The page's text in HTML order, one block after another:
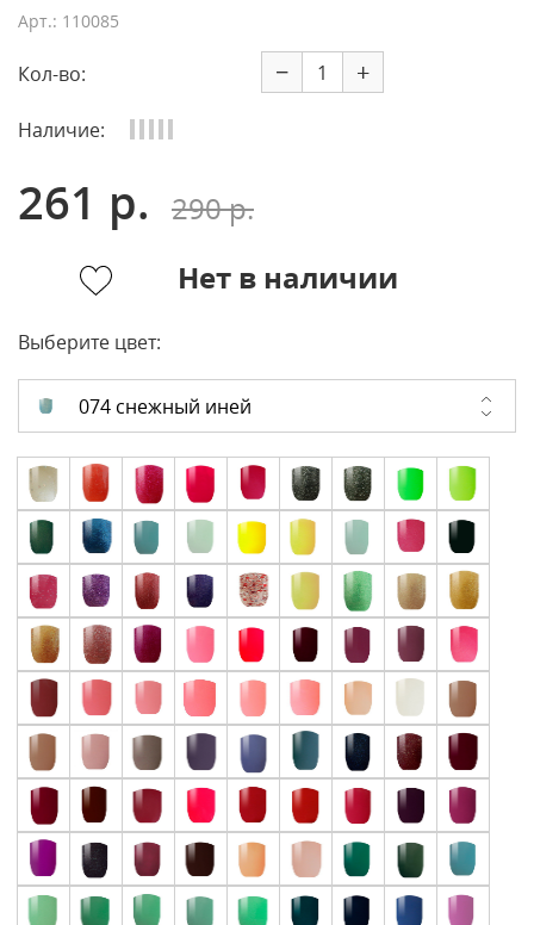
Арт.: 110085
Кол-во: − +
Наличие:
261 р.
290 р.
Нет в наличии
Выберите цвет:
074 снежный иней